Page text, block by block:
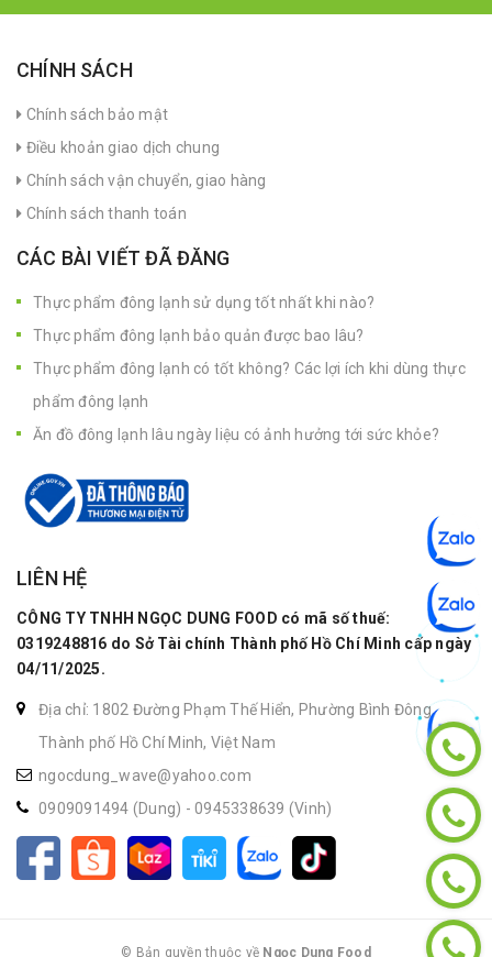
CHÍNH SÁCH
Chính sách bảo mật
Điều khoản giao dịch chung
Chính sách vận chuyển, giao hàng
Chính sách thanh toán
CÁC BÀI VIẾT ĐÃ ĐĂNG
Thực phẩm đông lạnh sử dụng tốt nhất khi nào?
Thực phẩm đông lạnh bảo quản được bao lâu?
Thực phẩm đông lạnh có tốt không? Các lợi ích khi dùng thực
phẩm đông lạnh
Ăn đồ đông lạnh lâu ngày liệu có ảnh hưởng tới sức khỏe?
LIÊN HỆ
CÔNG TY TNHH NGỌC DUNG FOOD có mã số thuế:
0319248816 do Sở Tài chính Thành phố Hồ Chí Minh cấp ngày
04/11/2025.
Địa chỉ: 1802 Đường Phạm Thế Hiển, Phường Bình Đông,
Thành phố Hồ Chí Minh, Việt Nam
ngocdung_wave@yahoo.com
0909091494 (Dung) - 0945338639 (Vinh)
© Bản quyền thuộc về Ngọc Dung Food